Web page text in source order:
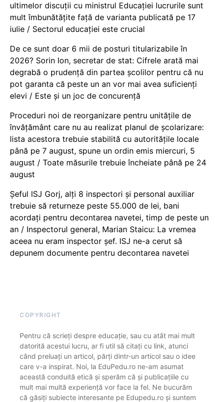
ultimelor discuții cu ministrul Educației lucrurile sunt
mult îmbunătățite față de varianta publicată pe 17
iulie / Sectorul educației este crucial
De ce sunt doar 6 mii de posturi titularizabile în
2026? Sorin Ion, secretar de stat: Cifrele arată mai
degrabă o prudență din partea școlilor pentru că nu
pot garanta că peste un an vor mai avea suficienți
elevi / Este și un joc de concurență
Proceduri noi de reorganizare pentru unitățile de
învățământ care nu au realizat planul de școlarizare:
lista acestora trebuie stabilită cu autoritățile locale
până pe 7 august, spune un ordin emis miercuri, 5
august / Toate măsurile trebuie încheiate până pe 24
august
Șeful ISJ Gorj, alți 8 inspectori și personal auxiliar
trebuie să returneze peste 55.000 de lei, bani
acordați pentru decontarea navetei, timp de peste un
an / Inspectorul general, Marian Staicu: La vremea
aceea nu eram inspector șef. ISJ ne-a cerut să
depunem documente pentru decontarea navetei
COPYRIGHT
Pentru că scrieți despre educație, sau cu atât mai mult
datorită acestui lucru, ar fi util să citați cu link, atunci
când preluați un articol, părți dintr-un articol sau o idee
care v-a inspirat. Noi, la EduPedu.ro ne-am asumat
această conduită etică și sperăm că și publicațiile cu
mult mai multă experiență vor face la fel. Ne bucurăm
că găsiți subiecte interesante pe Edupedu.ro și suntem